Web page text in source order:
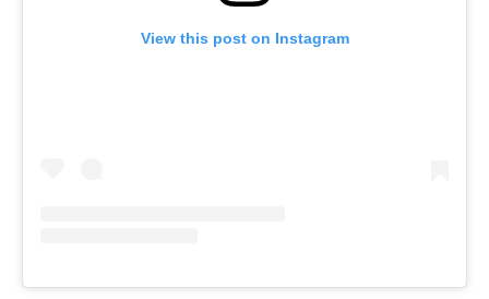
View this post on Instagram